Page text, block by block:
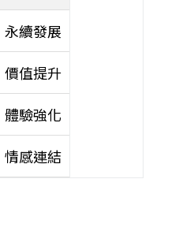
永續發展
價值提升
體驗強化
情感連結